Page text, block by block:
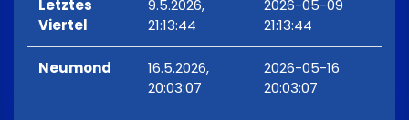
Letztes
Viertel
9.5.2026,
21:13:44
2026-05-09
21:13:44
Neumond
16.5.2026,
20:03:07
2026-05-16
20:03:07